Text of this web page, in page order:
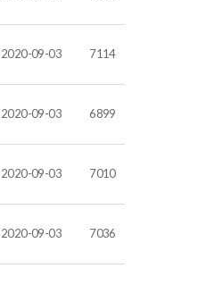
2020-09-03 7114
2020-09-03 6899
2020-09-03 7010
2020-09-03 7036